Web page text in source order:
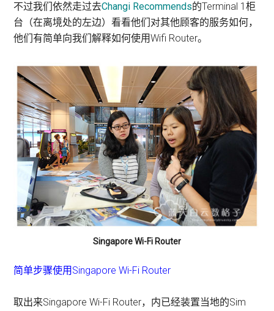
不过我们依然走过去Changi Recommends的Terminal 1柜
台（在离境处的左边）看看他们对其他顾客的服务如何，
他们有简单向我们解释如何使用Wifi Router。
Singapore Wi-Fi Router
简单步骤使用Singapore Wi-Fi Router
取出来Singapore Wi-Fi Router，内已经装置当地的Sim